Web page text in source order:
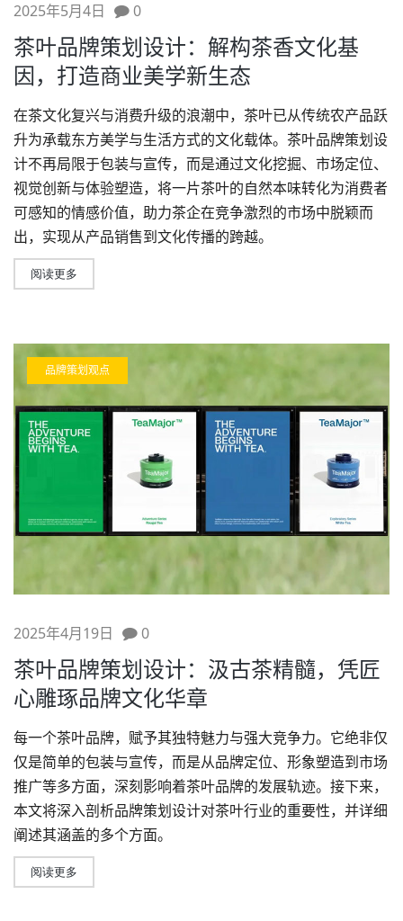
2025年5月4日 0
茶叶品牌策划设计：解构茶香文化基
因，打造商业美学新生态
在茶文化复兴与消费升级的浪潮中，茶叶已从传统农产品跃
升为承载东方美学与生活方式的文化载体。 茶叶品牌策划设
计不再局限于包装与宣传，而是通过文化挖掘、市场定位、
视觉创新与体验塑造，将一片茶叶的自然本味转化为消费者
可感知的情感价值，助力茶企在竞争激烈的市场中脱颖而
出，实现从产品销售到文化传播的跨越。
阅读更多
品牌策划观点
2025年4月19日 0
茶叶品牌策划设计：汲古茶精髓，凭匠
心雕琢品牌文化华章
每一个茶叶品牌，赋予其独特魅力与强大竞争力。它绝非仅
仅是简单的包装与宣传，而是从品牌定位、形象塑造到市场
推广等多方面，深刻影响着茶叶品牌的发展轨迹。接下来，
本文将深入剖析品牌策划设计对茶叶行业的重要性，并详细
阐述其涵盖的多个方面。
阅读更多